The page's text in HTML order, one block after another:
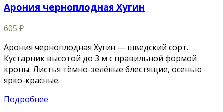
Арония черноплодная Хугин
605 ₽
Арония черноплодная Хугин — шведский сорт.
Кустарник высотой до 3 м с правильной формой
кроны. Листья тёмно-зелёные блестящие, осенью
ярко-красные.
Подробнее